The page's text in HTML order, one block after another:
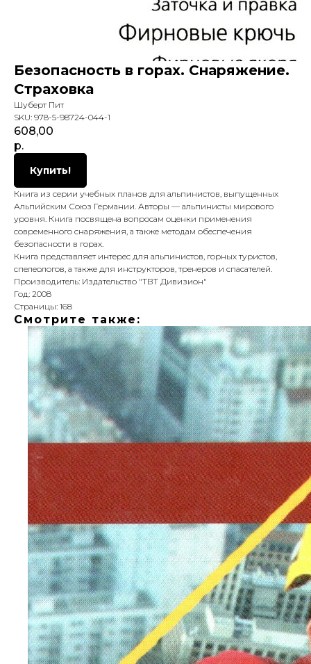
Безопасность в горах. Снаряжение.
Страховка
Шуберт Пит
SKU: 978-5-98724-044-1
608,00
р.
Купить!
Книга из серии учебных планов для альпинистов, выпущенных
Альпийским Союз Германии. Авторы — альпинисты мирового
уровня. Книга посвящена вопросам оценки применения
современного снаряжения, а также методам обеспечения
безопасности в горах.
Книга представляет интерес для альпинистов, горных туристов,
спелеологов, а также для инструкторов, тренеров и спасателей.
Производитель: Издательство "ТВТ Дивизион"
Год: 2008
Страницы: 168
Смотрите также: